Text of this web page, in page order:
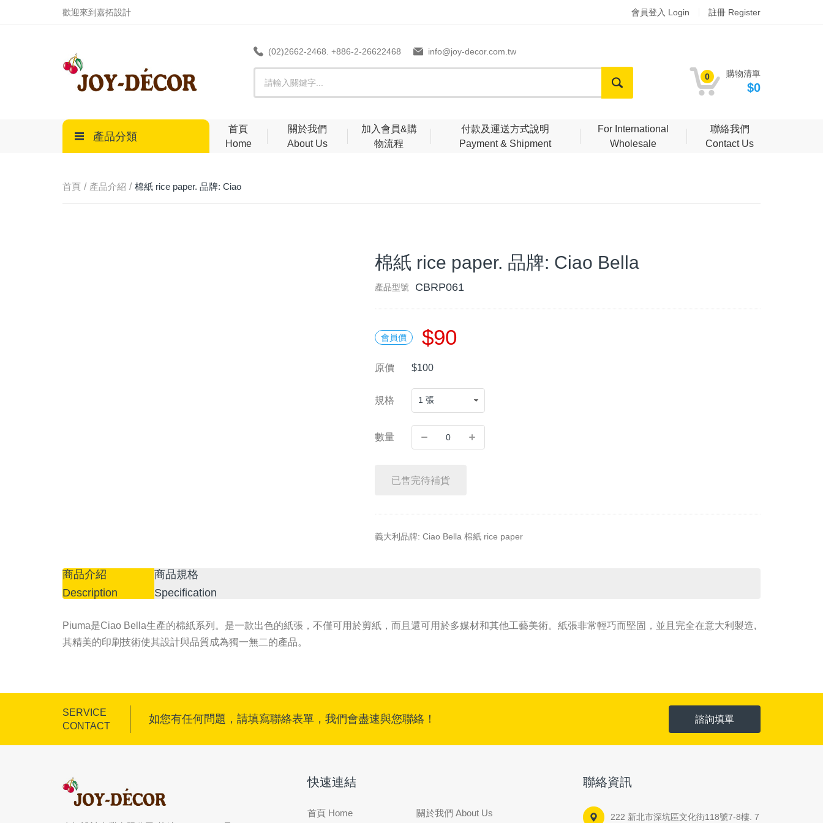
歡迎來到嘉拓設計 會員登入 Login 註冊 Register
(02)2662-2468. +886-2-26622468 info@joy-decor.com.tw
0 購物清單
$0
產品分類
首頁
Home
關於我們
About Us
加入會員&購
物流程
付款及運送方式說明
Payment & Shipment
For International
Wholesale
聯絡我們
Contact Us
首頁 產品介紹
棉紙 rice paper. 品牌: Ciao
棉紙 rice paper. 品牌: Ciao Bella
產品型號 CBRP061
會員價 $90
原價 $100
規格
數量
已售完待補貨
義大利品牌: Ciao Bella 棉紙 rice paper
商品介紹
Description
商品規格
Specification
Piuma是Ciao Bella生產的棉紙系列。是一款出色的紙張，不僅可用於剪紙，而且還可用於多媒材和其他工藝美術。紙張非常輕巧而堅固，並且完全在意大利製造,
其精美的印刷技術使其設計與品質成為獨一無二的產品。
SERVICE
CONTACT
如您有任何問題，請填寫聯絡表單，我們會盡速與您聯絡！ 諮詢填單
快速連結
首頁 Home 關於我們 About Us
聯絡資訊
222 新北市深坑區文化街118號7-8樓. 7